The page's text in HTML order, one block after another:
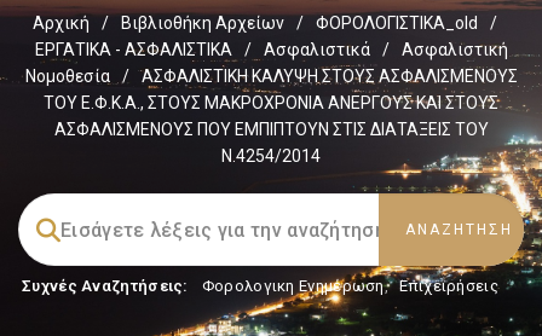
Αρχική / Βιβλιοθήκη Αρχείων / ΦΟΡΟΛΟΓΙΣΤΙΚΑ_old
/
ΕΡΓΑΤΙΚΑ - ΑΣΦΑΛΙΣΤΙΚΑ
/ Ασφαλιστικά /
Ασφαλιστική
Νομοθεσία
/
ΑΣΦΑΛΙΣΤΙΚΗ ΚΑΛΥΨΗ ΣΤΟΥΣ ΑΣΦΑΛΙΣΜΕΝΟΥΣ
ΤΟΥ Ε.Φ.Κ.Α., ΣΤΟΥΣ ΜΑΚΡΟΧΡΟΝΙΑ ΑΝΕΡΓΟΥΣ ΚΑΙ ΣΤΟΥΣ
ΑΣΦΑΛΙΣΜΕΝΟΥΣ ΠΟΥ ΕΜΠΙΠΤΟΥΝ ΣΤΙΣ ΔΙΑΤΑΞΕΙΣ ΤΟΥ
Ν.4254/2014
Συχνές Αναζητήσεις: Φορολογικη Ενημέρωση, Επιχειρήσεις